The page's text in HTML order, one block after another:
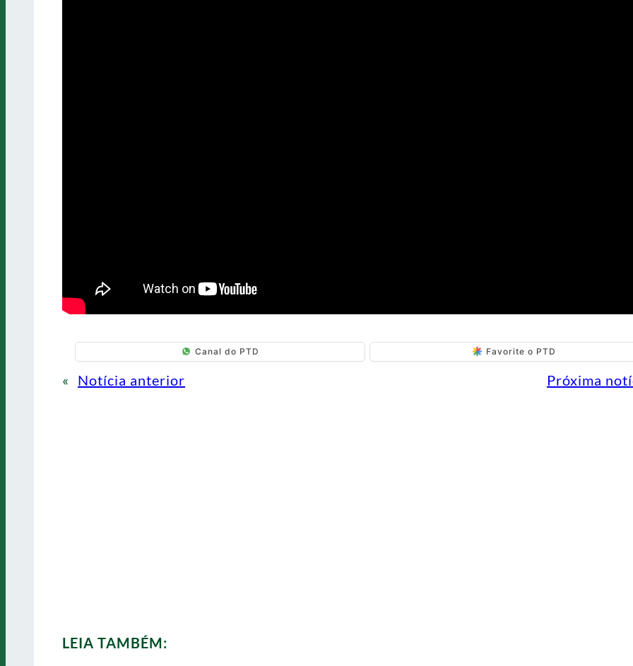
Canal do PTD Favorite o PTD
« Notícia anterior Próxima
LEIA TAMBÉM: